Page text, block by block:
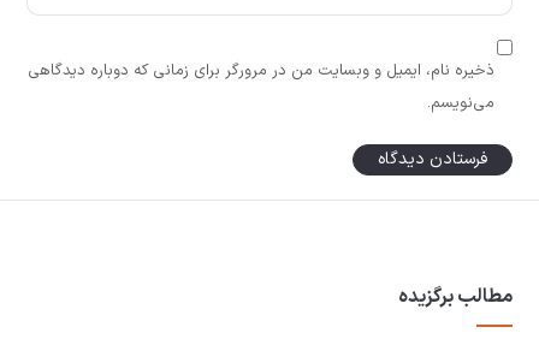
ذخیره نام، ایمیل و وبسایت من در مرورگر برای زمانی که دوباره دیدگاهی
می‌نویسم.
مطالب برگزیده